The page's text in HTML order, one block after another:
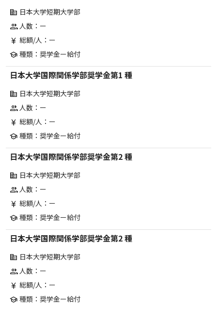
corporate_fare 日本大学短期大学部
group人数：ー
currency_yen 総額/人：ー
school 種類：奨学金ー給付
日本大学国際関係学部奨学金第1 種
corporate_fare 日本大学短期大学部
group人数：ー
currency_yen 総額/人：ー
school 種類：奨学金ー給付
日本大学国際関係学部奨学金第2 種
corporate_fare 日本大学短期大学部
group人数：ー
currency_yen 総額/人：ー
school 種類：奨学金ー給付
日本大学国際関係学部奨学金第2 種
corporate_fare 日本大学短期大学部
group人数：ー
currency_yen 総額/人：ー
school 種類：奨学金ー給付